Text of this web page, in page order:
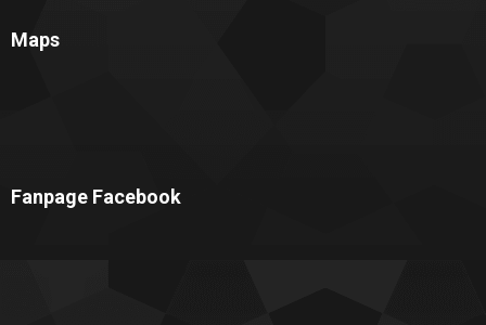
Maps
Fanpage Facebook